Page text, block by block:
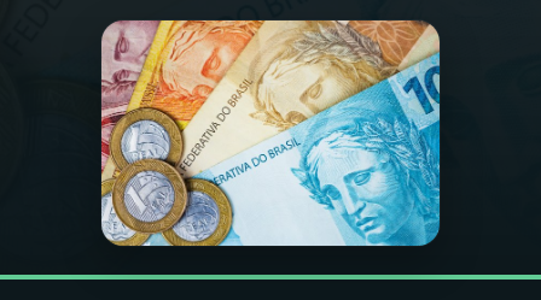
PROGRAMAÇÃO
PROGRAMAS
PODCASTS